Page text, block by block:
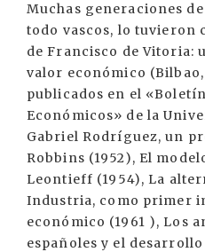
Muchas generaciones
todo vascos, lo tuvieron
de Francisco de Vitoria:
valor económico
publicados en el
Económicos» de la
Gabriel Rodríguez, un
Robbins (1952), El
Leontieff (1954), La
Industria, como primer
económico (1961 ), Los
españoles y el